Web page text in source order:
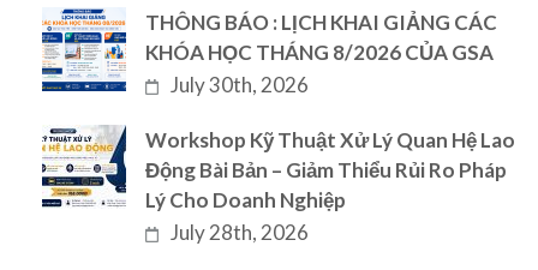
THÔNG BÁO : LỊCH KHAI GIẢNG CÁC
KHÓA HỌC THÁNG 8/2026 CỦA GSA
July 30th, 2026
Workshop Kỹ Thuật Xử Lý Quan Hệ Lao
Động Bài Bản – Giảm Thiểu Rủi Ro Pháp
Lý Cho Doanh Nghiệp
July 28th, 2026